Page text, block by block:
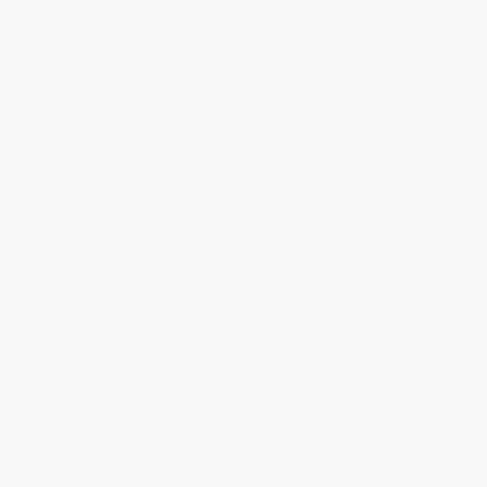
тем самым улучшая показатели здоровья, а
хлорофилла, поскольку он способствует насыщению
Хлорофилл активизирует выработку кровяных
уничтожаются все анаэробные бактерии, являющиеся
роли натурального средства для профилактики запоров
хлорофилла делают его отличным
пагубных анаэробных бактерий;
активно бороться с патогенными клетками рака